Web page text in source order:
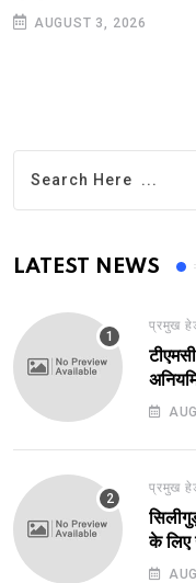
AUGUST 3, 2026
LATEST NEWS
प्रमुख
प्रमुख
के लिए